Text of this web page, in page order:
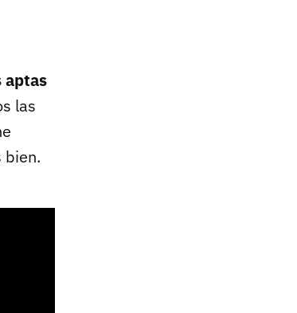
aptas
las
bien.